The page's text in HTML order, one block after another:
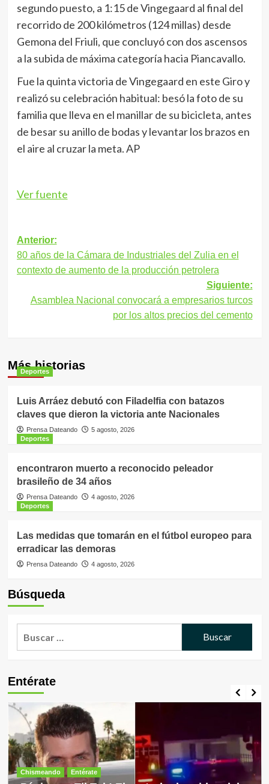
segundo puesto, a 1:15 de Vingegaard al final del
recorrido de 200 kilómetros (124 millas) desde
Gemona del Friuli, que concluyó con dos ascensos
a la subida de máxima categoría hacia Piancavallo.
Fue la quinta victoria de Vingegaard en este Giro y
realizó su celebración habitual: besó la foto de su
familia que lleva en el manillar de su bicicleta, antes
de besar su anillo de bodas y levantar los brazos en
el aire al cruzar la meta. AP
Ver fuente
Navegación
de
entradas
Anterior:
80 años de la Cámara de Industriales del Zulia en el
contexto de aumento de la producción petrolera
Siguiente:
Asamblea Nacional convocará a empresarios turcos
por los altos precios del cemento
Más historias
Deportes
Luis Arráez debutó con Filadelfia con batazos
claves que dieron la victoria ante Nacionales
Prensa Dateando
5 agosto, 2026
Deportes
encontraron muerto a reconocido peleador
brasileño de 34 años
Prensa Dateando
4 agosto, 2026
Deportes
Las medidas que tomarán en el fútbol europeo para
erradicar las demoras
Prensa Dateando 4 agosto, 2026
Búsqueda
Entérate
Chismeando Entérate